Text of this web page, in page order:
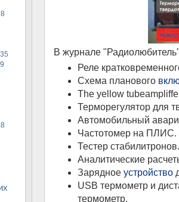
В журнале
Реле
Схема планового
The yellow
Терморегулятор для
Автомобильный
Частотомер на ПЛИС.
Тестер стабилитронов.
Аналитические
Зарядное устройство
USB термометр и
термометр.
8